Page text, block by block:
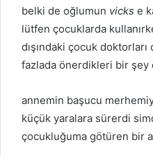
belki de oğlumun vicks e
lütfen çocuklarda
dışındaki çocuk doktorları
fazlada önerdikleri bir şey
annemin başucu
küçük yaralara sürerdi
çocukluğuma götüren bir